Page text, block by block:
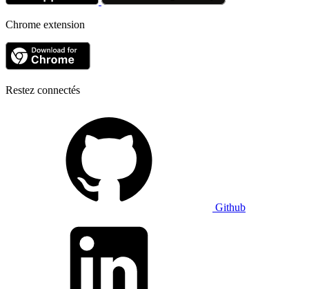
Chrome extension
Restez connectés
Github